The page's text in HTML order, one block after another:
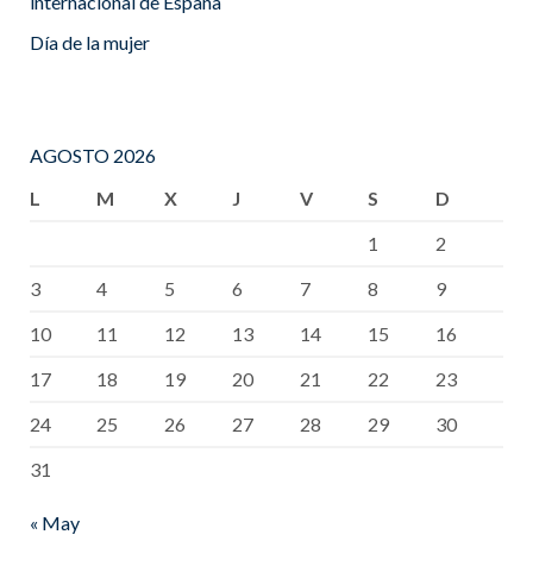
Día de la mujer
AGOSTO 2026
L
M X J V S
D
1
2
3
4 5 6 7 8
9
10
11 12 13 14 15
16
17
18 19 20 21 22
23
24
25 26 27 28 29
30
31
« May